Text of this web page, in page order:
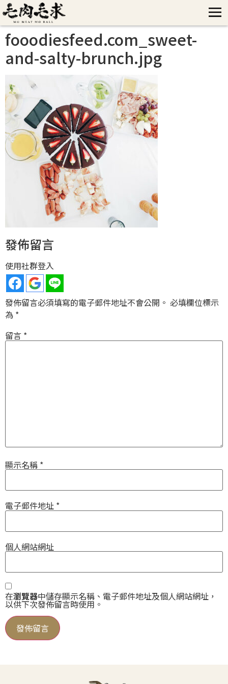
fooodiesfeed.com_sweet-
and-salty-brunch.jpg
發佈留言
使用社群登入
發佈留言必須填寫的電子郵件地址不會公開。 必填欄位標示
為 *
留言 *
顯示名稱 *
電子郵件地址 *
個人網站網址
在瀏覽器中儲存顯示名稱、電子郵件地址及個人網站網址，
以供下次發佈留言時使用。